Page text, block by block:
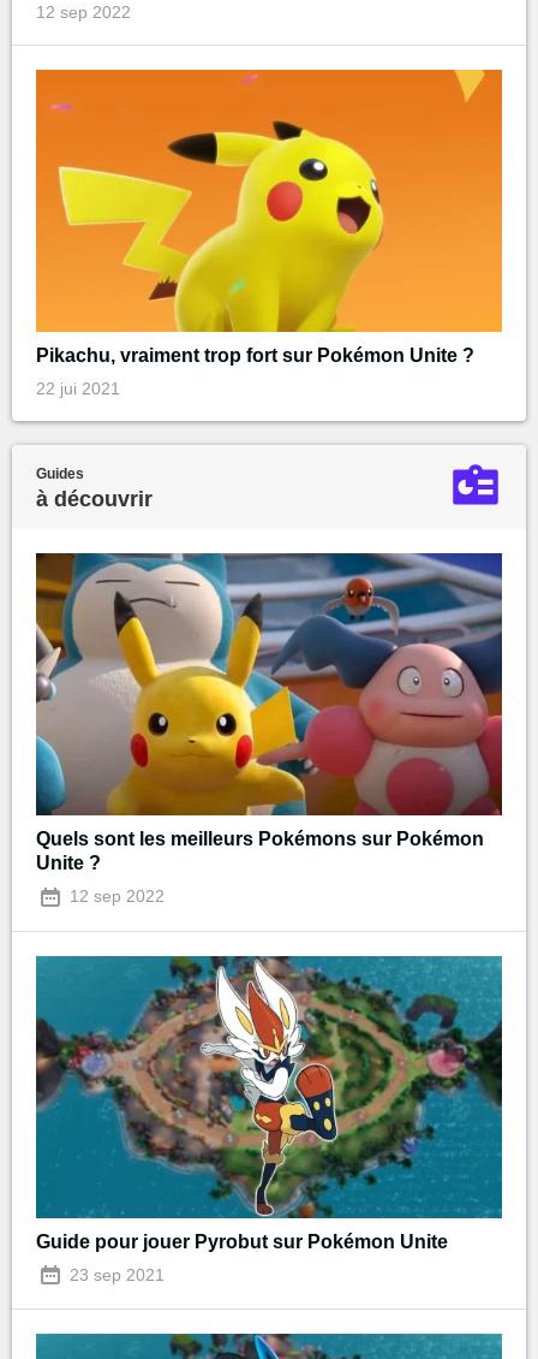
12 sep 2022
Pikachu, vraiment trop fort sur Pokémon Unite ?
22 jui 2021
Guides
à découvrir
Quels sont les meilleurs Pokémons sur Pokémon
Unite ?
12 sep 2022
Guide pour jouer Pyrobut sur Pokémon Unite
23 sep 2021